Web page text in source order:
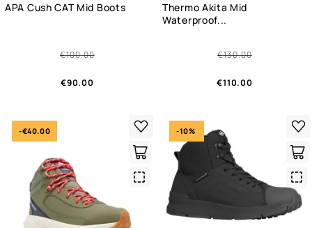
APA Cush CAT Mid Boots
€90.00
€100.00
Thermo Akita Mid
Waterproof...
€110.00
€130.00
Quick
-€40.00 -10%